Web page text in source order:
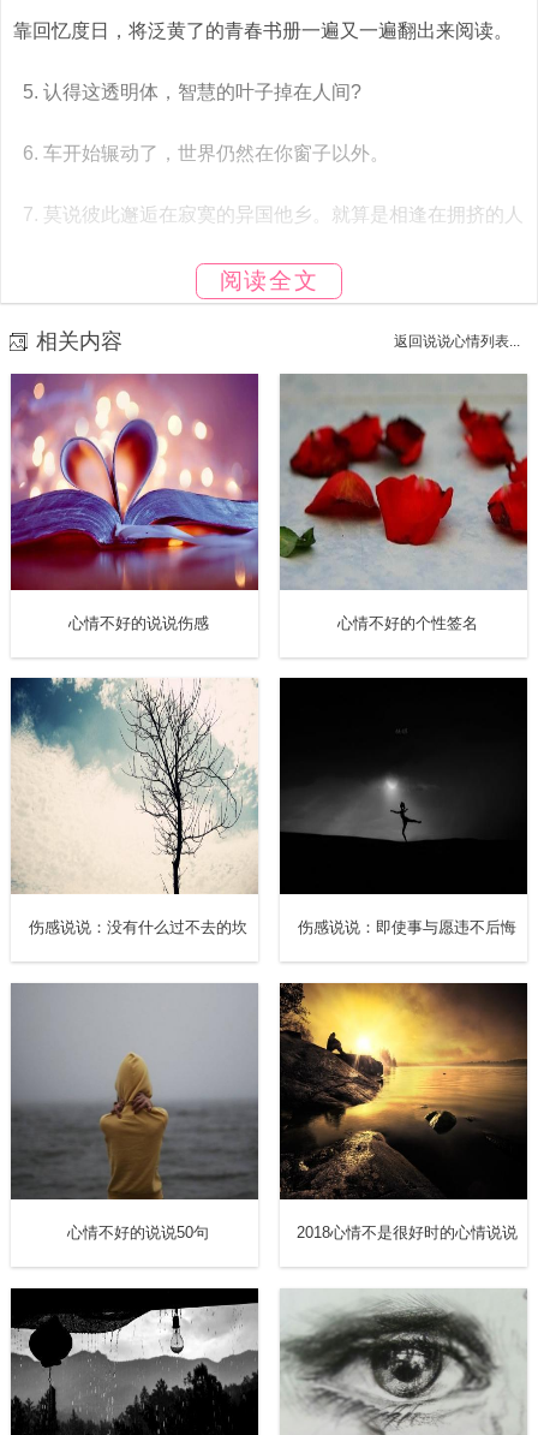
靠回忆度日，将泛黄了的青春书册一遍又一遍翻出来阅读。
5. 认得这透明体，智慧的叶子掉在人间?
6. 车开始辗动了，世界仍然在你窗子以外。
7. 莫说彼此邂逅在寂寞的异国他乡。就算是相逢在拥挤的人
的感觉。
9. 我们今天所叫做生活的，过后它便是历史。
10. 短暂的瞬间，漫长的永远。
11. 痛彻心扉的爱情是真的，只有幸福是假的。那曾经以为
的花好月圆……爱情只是宿命摆下的一个局。 我的世界是寂
静无声的，容纳不下别人。
12. 就是那样地，像待客人说话，我在静沉中默啜着茶。
——林徽因《静坐》
13. 我说你是人间的四月天，笑音点亮了四面风，轻灵在春
阅读全文
相关内容 返回说说心情列表...
心情不好的说说伤感 心情不好的个性签名
伤感说说：没有什么过不去的坎 伤感说说：即使事与愿违不后悔
心情不好的说说50句 2018心情不是很好时的心情说说